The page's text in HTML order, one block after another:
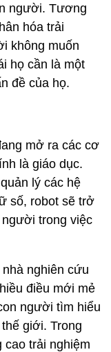
người. Tương
hóa trải
không muốn
họ cần là một
đề của họ.
mở ra các cơ
là giáo dục.
lý các hệ
số, robot sẽ trở
trong việc
nghiên cứu
điều mới mẻ
người tìm hiểu
giới. Trong
trải nghiệm